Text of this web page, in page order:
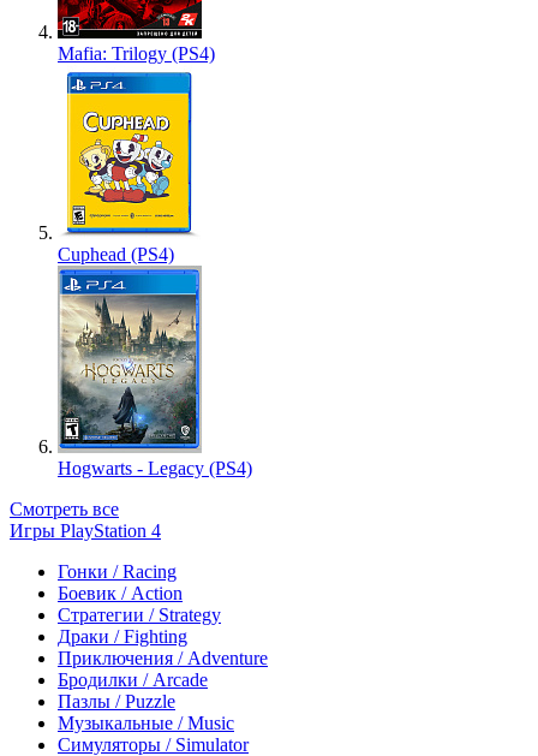
Mafia: Trilogy (PS4)
Cuphead (PS4)
Hogwarts - Legacy (PS4)
Смотреть все
Игры PlayStation 4
Гонки / Racing
Боевик / Action
Стратегии / Strategy
Драки / Fighting
Приключения / Adventure
Бродилки / Arcade
Пазлы / Puzzle
Музыкальные / Music
Симуляторы / Simulator